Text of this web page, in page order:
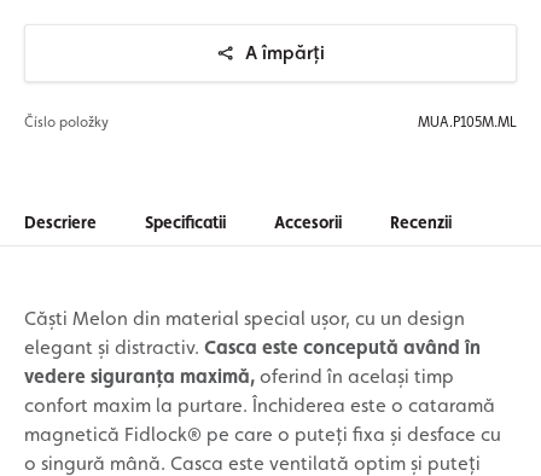
A împărți
Číslo položky MUA.P105M.ML
Descriere Specificatii Accesorii Recenzii
Căști Melon din material special ușor, cu un design
elegant și distractiv. Casca este concepută având în
vedere siguranța maximă, oferind în același timp
confort maxim la purtare. Închiderea este o cataramă
magnetică Fidlock® pe care o puteți fixa și desface cu
o singură mână. Casca este ventilată optim și puteți